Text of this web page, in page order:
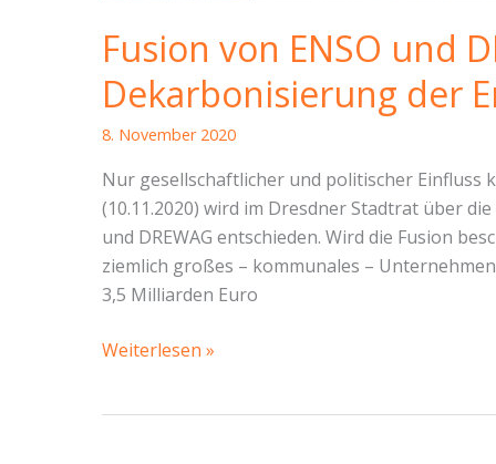
Fusion von ENSO und
Dekarbonisierung der
8. November 2020
Nur gesellschaftlicher und politischer Einfluss
(10.11.2020) wird im Dresdner Stadtrat über
und DREWAG entschieden. Wird die Fusion
ziemlich großes – kommunales –
3,5 Milliarden Euro
Fusion
Weiterlesen »